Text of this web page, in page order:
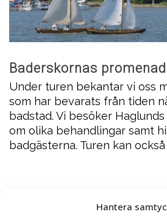
Hantera
Baderskornas promenad
Under turen bekantar vi oss
som har bevarats från tiden
badstad. Vi besöker
om olika behandlingar samt
badgästerna. Turen kan